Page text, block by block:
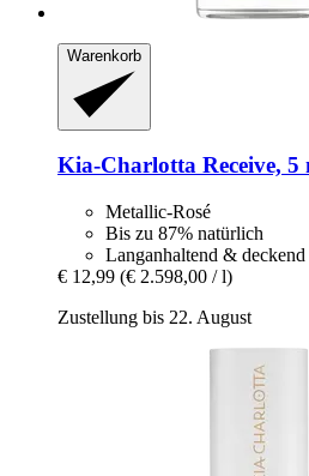
Warenkorb
Kia-Charlotta Receive, 5
Metallic-Rosé
Bis zu 87% natürlich
Langanhaltend & deckend
€ 12,99 (€ 2.598,00 / l)
Zustellung bis 22. August